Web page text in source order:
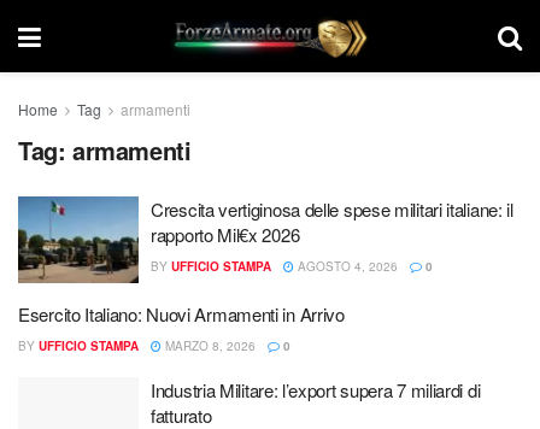
Home Tag armamenti
Tag: armamenti
Crescita vertiginosa delle spese militari italiane: il
rapporto Mil€x 2026
BY UFFICIO STAMPA AGOSTO 4, 2026 0
Esercito Italiano: Nuovi Armamenti in Arrivo
BY UFFICIO STAMPA MARZO 8, 2026 0
Industria Militare: l’export supera 7 miliardi di
fatturato